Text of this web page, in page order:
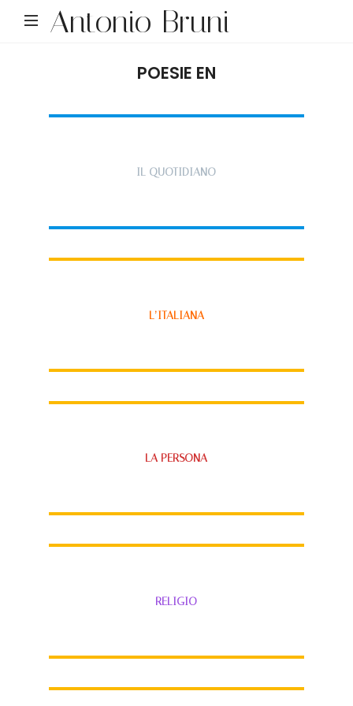
Antonio Bruni
POESIE EN
IL QUOTIDIANO
L’ITALIANA
LA PERSONA
RELIGIO